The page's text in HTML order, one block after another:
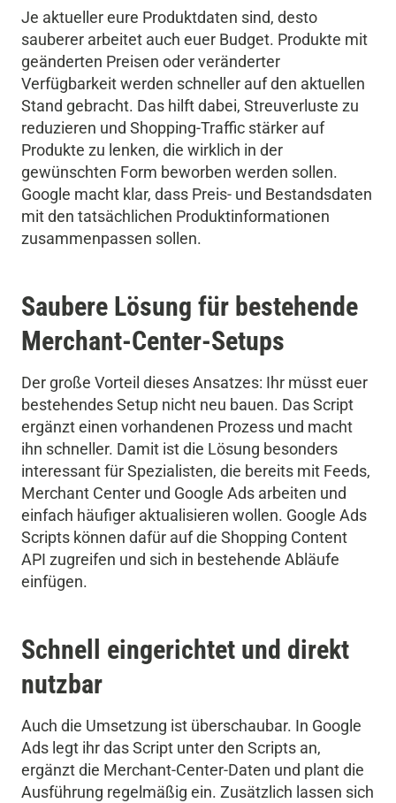
Je aktueller eure Produktdaten sind, desto
sauberer arbeitet auch euer Budget. Produkte mit
geänderten Preisen oder veränderter
Verfügbarkeit werden schneller auf den aktuellen
Stand gebracht. Das hilft dabei, Streuverluste zu
reduzieren und Shopping-Traffic stärker auf
Produkte zu lenken, die wirklich in der
gewünschten Form beworben werden sollen.
Google macht klar, dass Preis- und Bestandsdaten
mit den tatsächlichen Produktinformationen
zusammenpassen sollen.
Saubere Lösung für bestehende
Merchant-Center-Setups
Der große Vorteil dieses Ansatzes: Ihr müsst euer
bestehendes Setup nicht neu bauen. Das Script
ergänzt einen vorhandenen Prozess und macht
ihn schneller. Damit ist die Lösung besonders
interessant für Spezialisten, die bereits mit Feeds,
Merchant Center und Google Ads arbeiten und
einfach häufiger aktualisieren wollen. Google Ads
Scripts können dafür auf die Shopping Content
API zugreifen und sich in bestehende Abläufe
einfügen.
Schnell eingerichtet und direkt
nutzbar
Auch die Umsetzung ist überschaubar. In Google
Ads legt ihr das Script unter den Scripts an,
ergänzt die Merchant-Center-Daten und plant die
Ausführung regelmäßig ein. Zusätzlich lassen sich